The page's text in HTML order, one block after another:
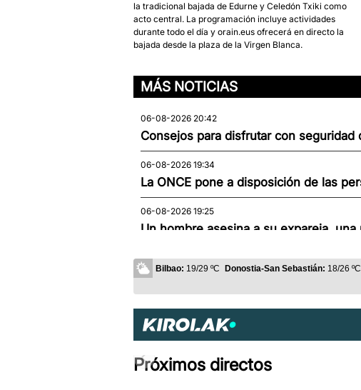
la tradicional bajada de Edurne y Celedón Txiki como
acto central. La programación incluye actividades
durante todo el día y orain.eus ofrecerá en directo la
bajada desde la plaza de la Virgen Blanca.
MÁS NOTICIAS
06-08-2026 20:42
Consejos para disfrutar con
06-08-2026 19:34
La ONCE pone a disposición de las
06-08-2026 19:25
Un hombre asesina a su expareja,
06-08-2026 18:51
Gaztelugatxe cerrará sus accesos la
Onintza Enbeita y Ainhoa Urrejola,
La CAV supera el cupo de acogida de
Bilbao: 19/29 ºC Donostia-San Sebastián: 18/26 ºC
Kirolak
Próximos directos